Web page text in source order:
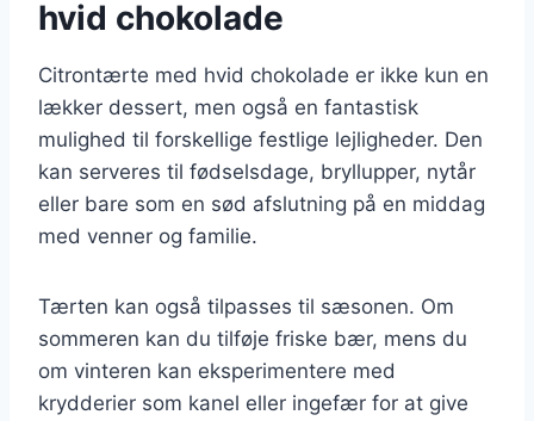
hvid chokolade
Citrontærte med hvid chokolade er ikke kun en
lækker dessert, men også en fantastisk
mulighed til forskellige festlige lejligheder. Den
kan serveres til fødselsdage, bryllupper, nytår
eller bare som en sød afslutning på en middag
med venner og familie.
Tærten kan også tilpasses til sæsonen. Om
sommeren kan du tilføje friske bær, mens du
om vinteren kan eksperimentere med
krydderier som kanel eller ingefær for at give